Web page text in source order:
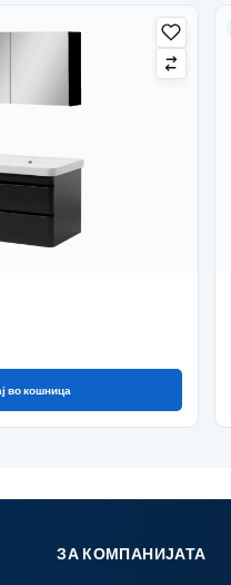
во кошница
ЗА КОМПАНИЈАТА